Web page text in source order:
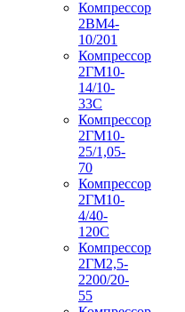
Компрессор
2ВМ4-
10/201
Компрессор
2ГМ10-
14/10-
33С
Компрессор
2ГМ10-
25/1,05-
70
Компрессор
2ГМ10-
4/40-
120С
Компрессор
2ГМ2,5-
2200/20-
55